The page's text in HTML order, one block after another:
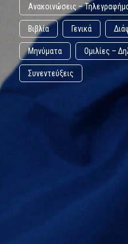
Ανακοινώσεις –
Βιβλία Γενικά
Μηνύματα Ομιλίες –
Συνεντεύξεις